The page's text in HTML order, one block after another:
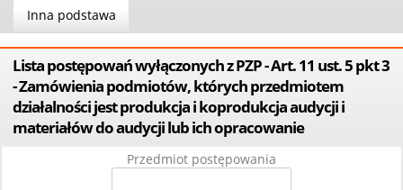
Inna podstawa
Lista postępowań wyłączonych z PZP - Art. 11 ust. 5 pkt 3
- Zamówienia podmiotów, których przedmiotem
działalności jest produkcja i koprodukcja audycji i
materiałów do audycji lub ich opracowanie
Przedmiot postępowania